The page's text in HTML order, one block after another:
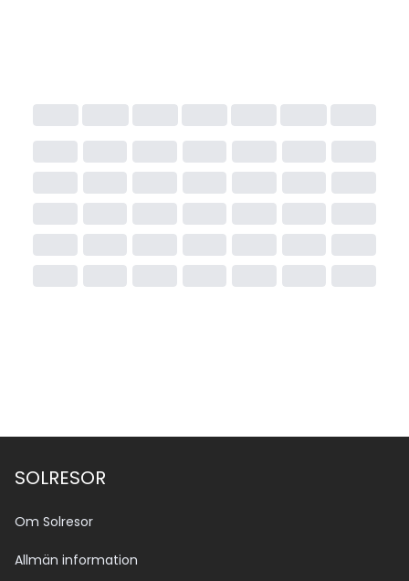
SOLRESOR
Om Solresor
Allmän information